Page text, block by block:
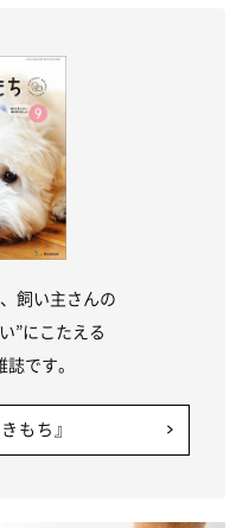
飼い主さんの
”にこたえる
です。
もち』